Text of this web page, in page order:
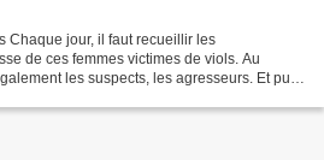
Chaque jour, il faut recueillir les
de ces femmes victimes de viols. Au
les suspects, les agresseurs. Et puis,